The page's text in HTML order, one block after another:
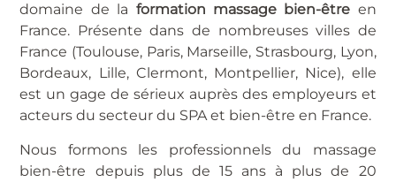
domaine de la formation massage bien-être en
France. Présente dans de nombreuses villes de
France (Toulouse, Paris, Marseille, Strasbourg, Lyon,
Bordeaux, Lille, Clermont, Montpellier, Nice), elle
est un gage de sérieux auprès des employeurs et
acteurs du secteur du SPA et bien-être en France.
Nous formons les professionnels du massage
bien-être depuis plus de 15 ans à plus de 20